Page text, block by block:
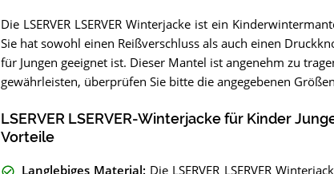
Die LSERVER LSERVER Winterjacke ist ein
Sie hat sowohl einen Reißverschluss als auch einen
für Jungen geeignet ist. Dieser Mantel ist angenehm zu
gewährleisten, überprüfen Sie bitte die angegebenen
LSERVER LSERVER-Winterjacke für Kinder
Vorteile
Langlebiges Material: Die LSERVER LSERVER